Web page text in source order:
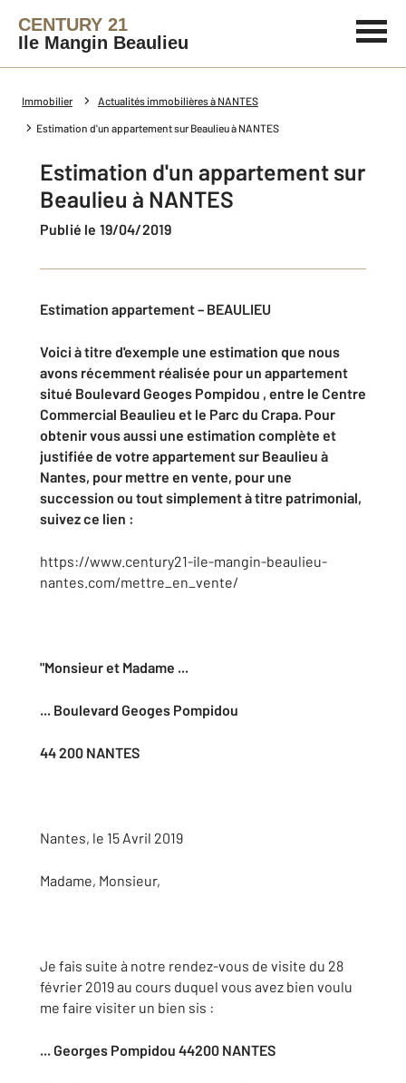
CENTURY 21
Ile Mangin Beaulieu
Immobilier Actualités immobilières à NANTES
Estimation d'un appartement sur Beaulieu à NANTES
Estimation d'un appartement sur
Beaulieu à NANTES
Publié le 19/04/2019
Estimation appartement – BEAULIEU
Voici à titre d'exemple une estimation que nous
avons récemment réalisée pour un appartement
situé Boulevard Geoges Pompidou , entre le Centre
Commercial Beaulieu et le Parc du Crapa. Pour
obtenir vous aussi une estimation complète et
justifiée de votre appartement sur Beaulieu à
Nantes, pour mettre en vente, pour une
succession ou tout simplement à titre patrimonial,
suivez ce lien :
https://www.century21-ile-mangin-beaulieu-
nantes.com/mettre_en_vente/
"Monsieur et Madame ...
... Boulevard Geoges Pompidou
44 200 NANTES
Nantes, le 15 Avril 2019
Madame, Monsieur,
Je fais suite à notre rendez-vous de visite du 28
février 2019 au cours duquel vous avez bien voulu
me faire visiter un bien sis :
... Georges Pompidou 44200 NANTES